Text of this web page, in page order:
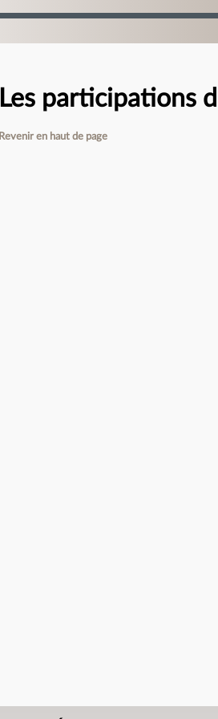
Les participations
Revenir en haut de page